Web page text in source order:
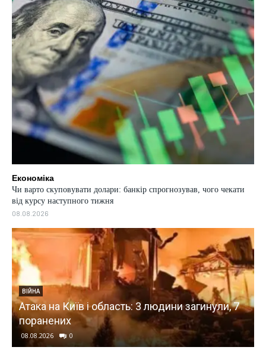
Економіка
Чи варто скуповувати долари: банкір спрогнозував, чого чекати
від курсу наступного тижня
08.08.2026
ВІЙНА
Атака на Київ і область: 3 людини загинули, 7
поранених
08.08.2026 0